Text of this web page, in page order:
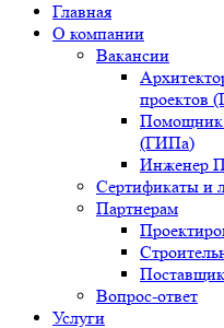
Главная
О компании
Вакансии
проектов
Помощник
(ГИПа)
Инженер
Сертификаты и
Партнерам
Вопрос-ответ
Услуги